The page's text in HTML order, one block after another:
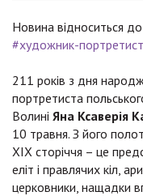
Новина відноситься
#художник-портретист
211 років з дня
портретиста
Волині Яна Ксаверія
10 травня. З його
ХІХ сторіччя – це
еліт і правлячих кіл,
церковники, нащадки